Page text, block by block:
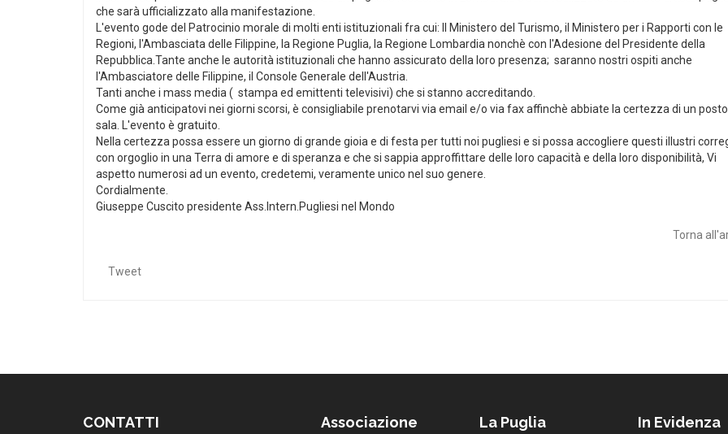
che sarà ufficializzato alla manifestazione.
L'evento gode del Patrocinio morale di molti enti istituzionali fra cui: Il Ministero del Turismo, il Ministero per i Rapporti con le
Regioni, l'Ambasciata delle Filippine, la Regione Puglia, la Regione Lombardia nonchè con l'Adesione del Presidente della
Repubblica.Tante anche le autorità istituzionali che hanno assicurato della loro presenza; saranno nostri ospiti anche
l'Ambasciatore delle Filippine, il Console Generale dell'Austria.
Tanti anche i mass media ( stampa ed emittenti televisivi) che si stanno accreditando.
Come già anticipatovi nei giorni scorsi, è consigliabile prenotarvi via email e/o via fax affinchè abbiate la certezza di un
sala. L'evento è gratuito.
Nella certezza possa essere un giorno di grande gioia e di festa per tutti noi pugliesi e si possa accogliere questi illustri
con orgoglio in una Terra di amore e di speranza e che si sappia approffittare delle loro capacità e della loro disponibilità, Vi
aspetto numerosi ad un evento, credetemi, veramente unico nel suo genere.
Cordialmente.
Giuseppe Cuscito presidente Ass.Intern.Pugliesi nel Mondo
Torna
Tweet
CONTATTI Associazione La Puglia In Evidenza